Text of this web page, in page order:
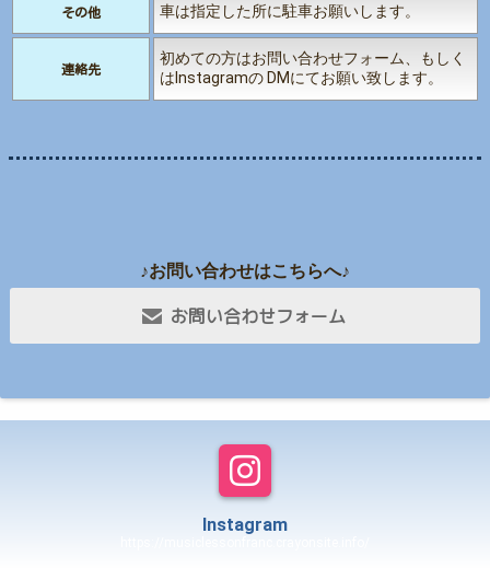
その他 車は指定した所に駐車お願いします。
連絡先
初めての方はお問い合わせフォーム、もしく
はInstagramの DMにてお願い致します。
♪お問い合わせはこちらへ♪
お問い合わせフォーム
Instagram